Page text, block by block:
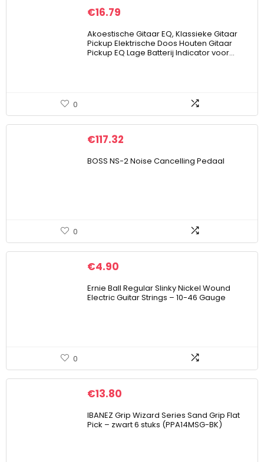
€16.79
Akoestische Gitaar EQ, Klassieke Gitaar
Pickup Elektrische Doos Houten Gitaar
Pickup EQ Lage Batterij Indicator voor…
0
€117.32
BOSS NS-2 Noise Cancelling Pedaal
0
€4.90
Ernie Ball Regular Slinky Nickel Wound
Electric Guitar Strings – 10-46 Gauge
0
€13.80
IBANEZ Grip Wizard Series Sand Grip Flat
Pick – zwart 6 stuks (PPA14MSG-BK)